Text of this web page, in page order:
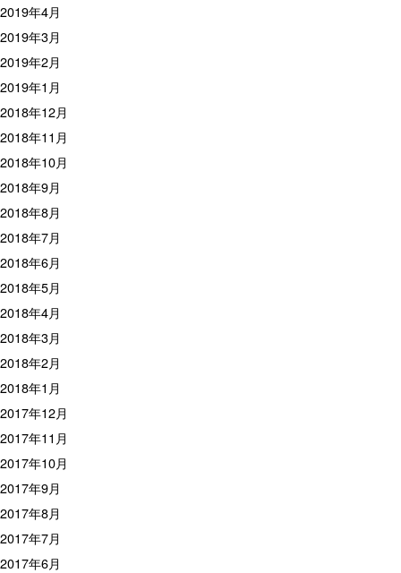
2019年4月
2019年3月
2019年2月
2019年1月
2018年12月
2018年11月
2018年10月
2018年9月
2018年8月
2018年7月
2018年6月
2018年5月
2018年4月
2018年3月
2018年2月
2018年1月
2017年12月
2017年11月
2017年10月
2017年9月
2017年8月
2017年7月
2017年6月